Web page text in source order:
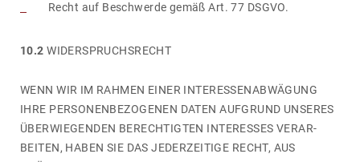
Recht auf Beschwerde gemäß Art. 77 DSGVO.
10.2 WIDER­SPRUCHS­RECHT
WENN WIR IM RAHMEN EINER INTER­ES­SENABWÄGUNG
IHRE PERSO­NEN­BE­ZO­GENEN DATEN AUFGRUND UNSERES
ÜBERWIE­GENDEN BERECH­TIGTEN INTER­ESSES VERAR­
BEITEN, HABEN SIE DAS JEDER­ZEI­TIGE RECHT, AUS